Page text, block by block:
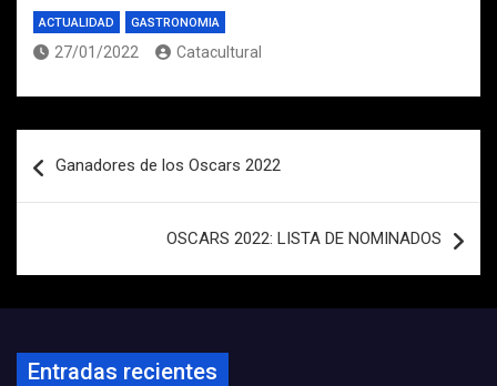
ACTUALIDAD GASTRONOMIA
27/01/2022 Catacultural
de
Ganadores de los Oscars 2022
OSCARS 2022: LISTA DE NOMINADOS
Entradas recientes